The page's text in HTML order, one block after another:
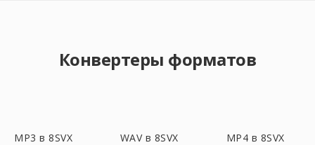
Конвертеры форматов
MP3 в 8SVX WAV в 8SVX MP4 в 8SVX